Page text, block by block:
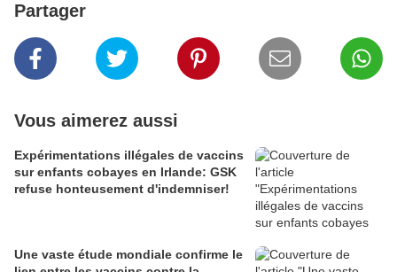
Partager
Vous aimerez aussi
Expérimentations illégales de vaccins
sur enfants cobayes en Irlande: GSK
refuse honteusement d'indemniser!
Une vaste étude mondiale confirme le